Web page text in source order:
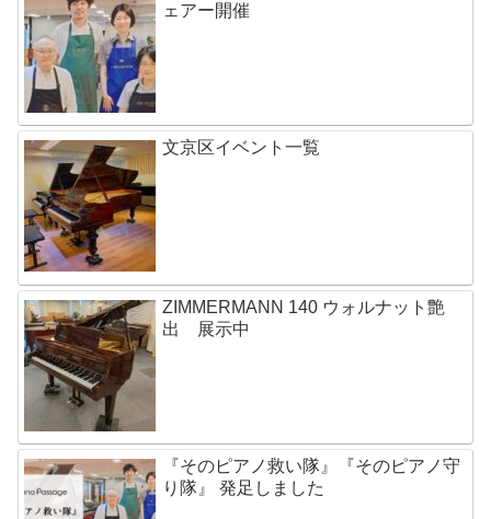
ェアー開催
文京区イベント一覧
ZIMMERMANN 140 ウォルナット艶
出 展示中
『そのピアノ救い隊』『そのピアノ守
り隊』 発足しました